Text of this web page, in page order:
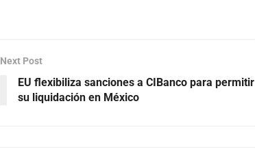
Next Post
EU flexibiliza sanciones a CIBanco para permitir
su liquidación en México